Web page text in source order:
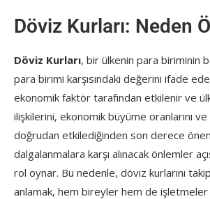
Döviz Kurları: Neden
Döviz Kurları, bir ülkenin para biriminin
para birimi karşısındaki değerini ifade
ekonomik faktör tarafından etkilenir ve
ilişkilerini, ekonomik büyüme oranlarını ve
doğrudan etkilediğinden son derece
dalgalanmalara karşı alınacak önlemler
rol oynar. Bu nedenle, döviz kurlarını
anlamak, hem bireyler hem de işletmeler